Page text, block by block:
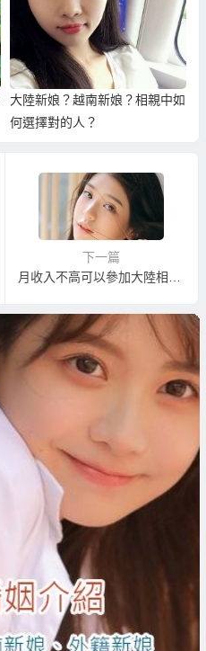
大陸新娘？越南新娘？相親中如
何選擇對的人？
下一篇